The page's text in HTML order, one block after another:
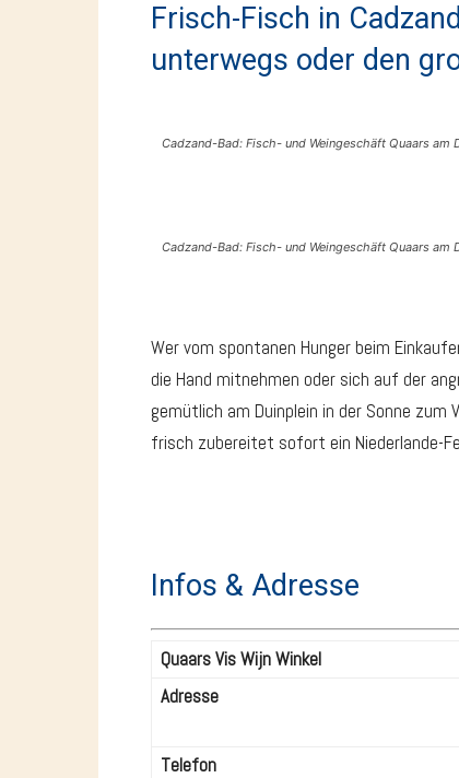
Frisch-Fisch in
unterwegs oder den
Cadzand-Bad: Fisch- und Weingeschäft Quaars am
Cadzand-Bad: Fisch- und Weingeschäft Quaars am
Wer vom spontanen Hunger beim
die Hand mitnehmen oder sich auf der
gemütlich am Duinplein in der Sonne zum
frisch zubereitet sofort ein Niederlande-
Infos & Adresse
Quaars Vis Wijn Winkel
Adresse
Telefon